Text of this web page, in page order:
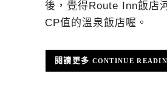
後，覺得Route Inn飯店
CP值的溫泉飯店喔。
CONTINUE